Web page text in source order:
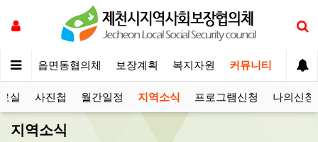
영 읍면동협의체 보장계획 복지자원 커뮤니티
실 사진첩 월간일정 지역소식 프로그램신청 나의신청
지역소식